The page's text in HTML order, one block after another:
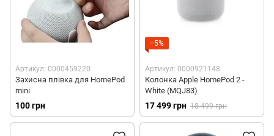
Артикул: 0000459220
Захисна плівка для HomePod
mini
100 грн
−5%
Артикул: 0000921148
Колонка Apple HomePod 2 -
White (MQJ83)
17 499 грн 18 499 грн